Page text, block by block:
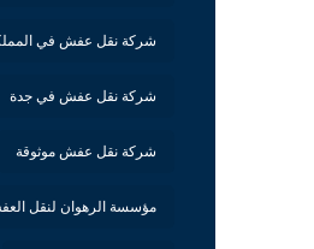
شركة نقل عفش في
شركة نقل عفش في جدة
شركة نقل عفش موثوقة
مؤسسة الرهوان لنقل